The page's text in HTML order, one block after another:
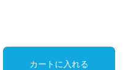
カートに入れる